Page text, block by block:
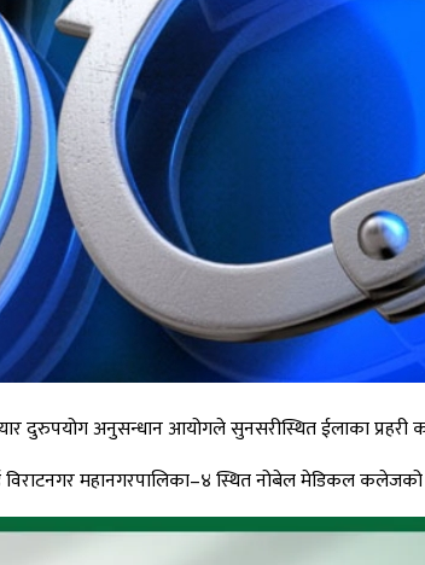
अनुसन्धान आयोगले सुनसरीस्थित ईलाका प्रहरी
विराटनगर महानगरपालिका–४ स्थित नोबेल मेडिकल